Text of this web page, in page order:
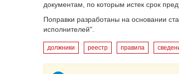
документам, по которым истек срок
Поправки разработаны на основании
исполнителей".
должники реестр правила